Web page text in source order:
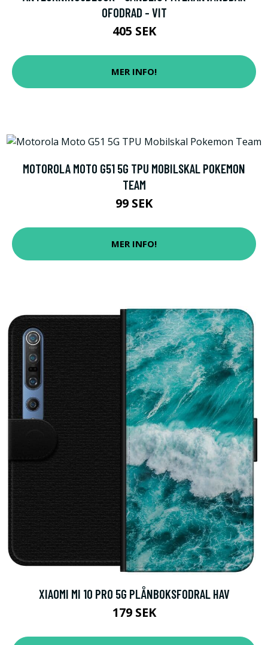
OFODRAD - VIT
405 SEK
MER INFO!
MOTOROLA MOTO G51 5G TPU MOBILSKAL POKEMON
TEAM
99 SEK
MER INFO!
XIAOMI MI 10 PRO 5G PLÅNBOKSFODRAL HAV
179 SEK